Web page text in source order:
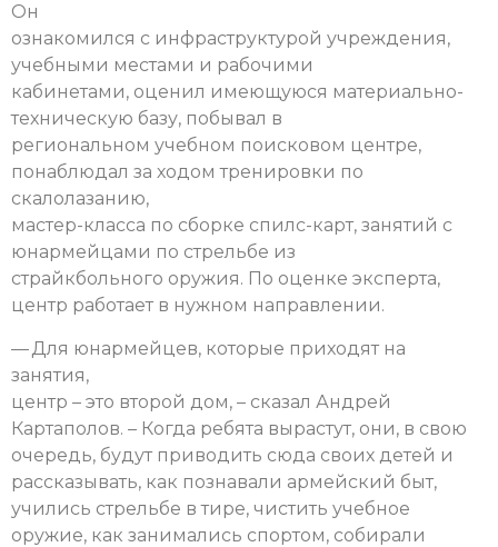
Он
ознакомился с инфраструктурой учреждения,
учебными местами и рабочими
кабинетами, оценил имеющуюся материально-
техническую базу, побывал в
региональном учебном поисковом центре,
понаблюдал за ходом тренировки по
скалолазанию,
мастер-класса по сборке спилс-карт, занятий с
юнармейцами по стрельбе из
страйкбольного оружия. По оценке эксперта,
центр работает в нужном направлении.
— Для юнармейцев, которые приходят на
занятия,
центр – это второй дом, – сказал Андрей
Картаполов. – Когда ребята вырастут, они, в свою
очередь, будут приводить сюда своих детей и
рассказывать, как познавали армейский быт,
учились стрельбе в тире, чистить учебное
оружие, как занимались спортом, собирали